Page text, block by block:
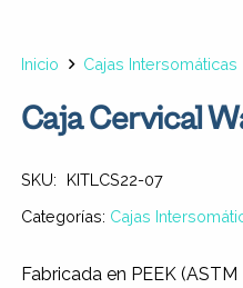
Inicio Cajas Intersomáticas
Caja Cervical
SKU:
KITLCS22-07
Categorías: Cajas
Fabricada en PEEK